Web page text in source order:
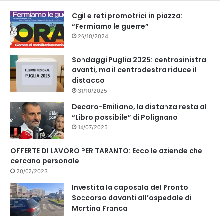
Cgil e reti promotrici in piazza:
“Fermiamo le guerre”
26/10/2024
Sondaggi Puglia 2025: centrosinistra
avanti, ma il centrodestra riduce il
distacco
31/10/2025
Decaro-Emiliano, la distanza resta al
“Libro possibile” di Polignano
14/07/2025
OFFERTE DI LAVORO PER TARANTO: Ecco le aziende che
cercano personale
20/02/2023
Investita la caposala del Pronto
Soccorso davanti all’ospedale di
Martina Franca